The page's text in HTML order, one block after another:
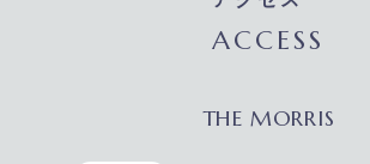
ACCESS
THE MORRIS